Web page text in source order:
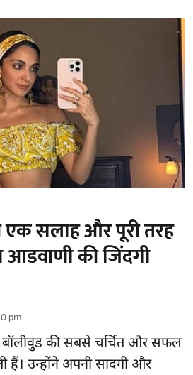
सलाह और पूरी तरह
आडवाणी की जिंदगी
pm
की सबसे चर्चित और सफल
हैं। उन्होंने अपनी सादगी और